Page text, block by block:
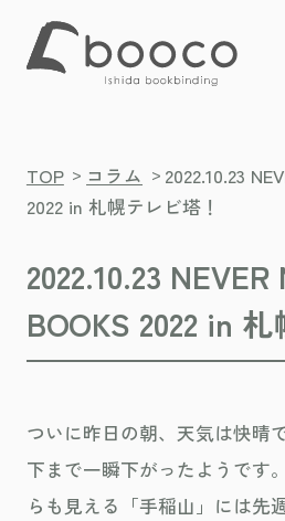
TOP > コラム > 2022.10.23
2022 in 札幌テレビ塔！
2022.10.23
BOOKS 2022 in
ついに昨日の朝、天気は快晴
下まで一瞬下がったようです
らも見える「手稲山」には先